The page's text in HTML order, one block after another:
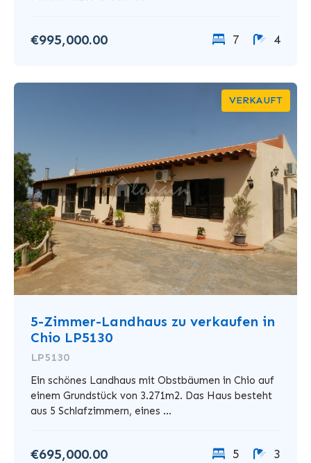
€995,000.00 7 4
VERKAUFT
5-Zimmer-Landhaus zu verkaufen in
Chio LP5130
LP5130
Ein schönes Landhaus mit Obstbäumen in Chio auf
einem Grundstück von 3.271m2. Das Haus besteht
aus 5 Schlafzimmern, eines ...
€695,000.00 5 3